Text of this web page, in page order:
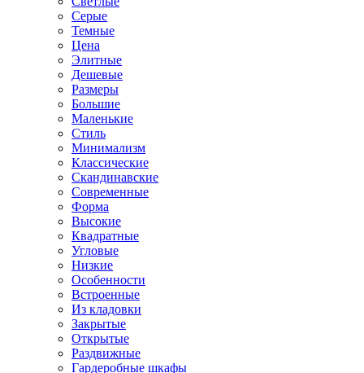
Серые
Темные
Цена
Элитные
Дешевые
Размеры
Большие
Маленькие
Стиль
Минимализм
Классические
Скандинавские
Современные
Форма
Высокие
Квадратные
Угловые
Низкие
Особенности
Встроенные
Из кладовки
Закрытые
Открытые
Раздвижные
Гардеробные шкафы